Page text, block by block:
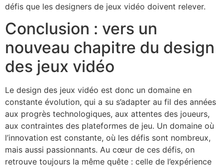
défis que les designers de jeux vidéo doivent relever.
Conclusion : vers un
nouveau chapitre du design
des jeux vidéo
Le design des jeux vidéo est donc un domaine en
constante évolution, qui a su s’adapter au fil des années
aux progrès technologiques, aux attentes des joueurs,
aux contraintes des plateformes de jeu. Un domaine où
l’innovation est constante, où les défis sont nombreux,
mais aussi passionnants. Au cœur de ces défis, on
retrouve toujours la même quête : celle de l’expérience